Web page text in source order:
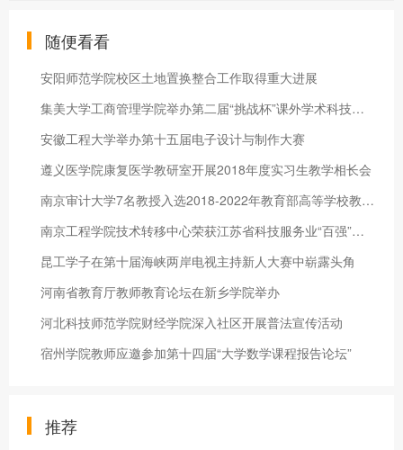
随便看看
安阳师范学院校区土地置换整合工作取得重大进展
集美大学工商管理学院举办第二届“挑战杯”课外学术科技作品竞赛
安徽工程大学举办第十五届电子设计与制作大赛
遵义医学院康复医学教研室开展2018年度实习生教学相长会
南京审计大学7名教授入选2018-2022年教育部高等学校教学指导委员
南京工程学院技术转移中心荣获江苏省科技服务业“百强”机构称号
昆工学子在第十届海峡两岸电视主持新人大赛中崭露头角
河南省教育厅教师教育论坛在新乡学院举办
河北科技师范学院财经学院深入社区开展普法宣传活动
宿州学院教师应邀参加第十四届“大学数学课程报告论坛”
推荐